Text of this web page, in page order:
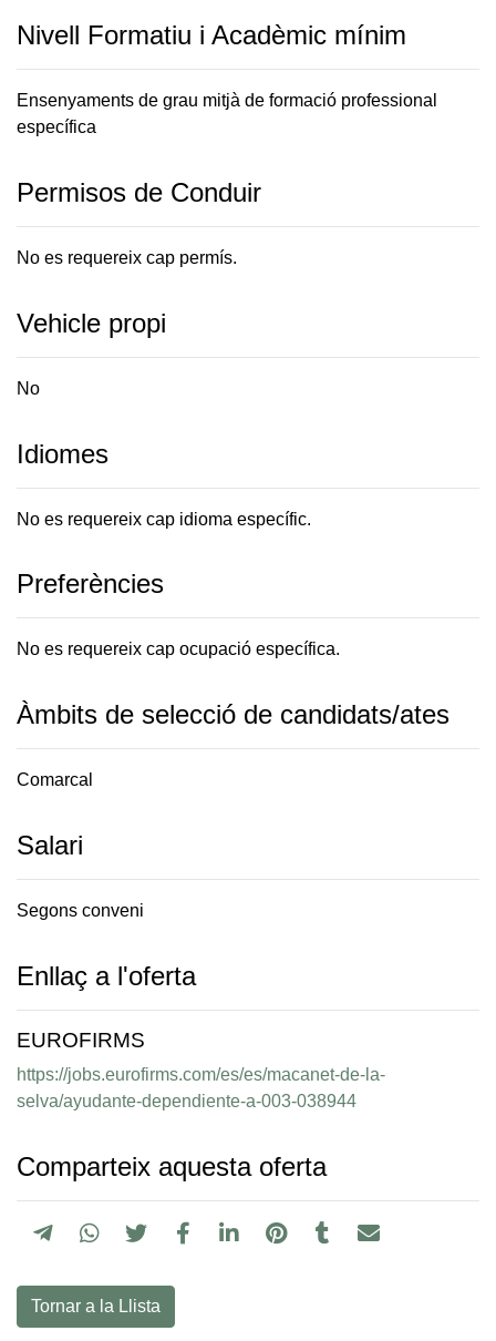
Nivell Formatiu i Acadèmic mínim
Ensenyaments de grau mitjà de formació professional
específica
Permisos de Conduir
No es requereix cap permís.
Vehicle propi
No
Idiomes
No es requereix cap idioma específic.
Preferències
No es requereix cap ocupació específica.
Àmbits de selecció de candidats/ates
Comarcal
Salari
Segons conveni
Enllaç a l'oferta
EUROFIRMS
https://jobs.eurofirms.com/es/es/macanet-de-la-
selva/ayudante-dependiente-a-003-038944
Comparteix aquesta oferta
Tornar a la Llista